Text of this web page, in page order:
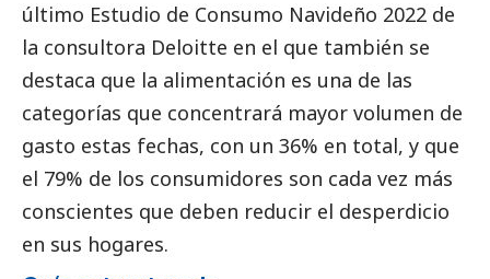
último Estudio de Consumo Navideño 2022 de
la consultora Deloitte en el que también se
destaca que la alimentación es una de las
categorías que concentrará mayor volumen de
gasto estas fechas, con un 36% en total, y que
el 79% de los consumidores son cada vez más
conscientes que deben reducir el desperdicio
en sus hogares.